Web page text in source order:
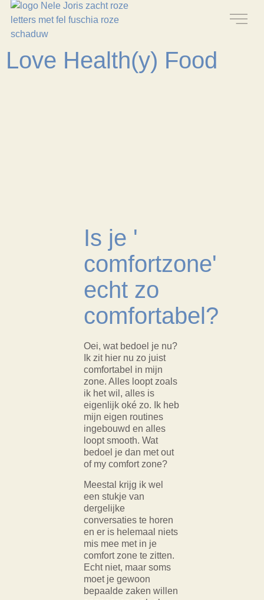
Love Health(y) Food
Is je '
comfortzone'
echt zo
comfortabel?
Oei, wat bedoel je nu?
Ik zit hier nu zo juist
comfortabel in mijn
zone. Alles loopt zoals
ik het wil, alles is
eigenlijk oké zo. Ik heb
mijn eigen routines
ingebouwd en alles
loopt smooth. Wat
bedoel je dan met out
of my comfort zone?
Meestal krijg ik wel
een stukje van
dergelijke
conversaties te horen
en er is helemaal niets
mis mee met in je
comfort zone te zitten.
Echt niet, maar soms
moet je gewoon
bepaalde zaken willen